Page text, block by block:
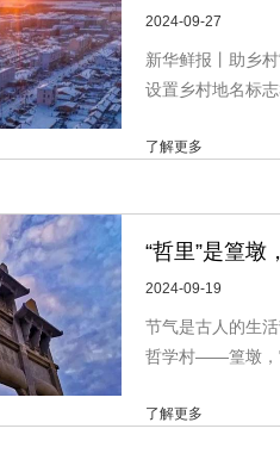
2024-09-27
新华鲜报丨助乡
设置乡村地名标
了解更多
“哲里”是篁墩
2024-09-19
节气是古人的生
哲学村——篁墩，
了解更多